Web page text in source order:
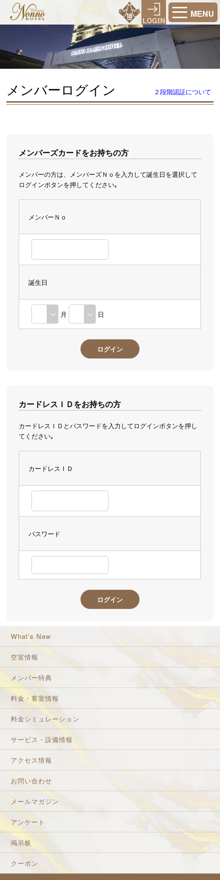
MENU
メンバーログイン ２段階認証について
メンバーズカードをお持ちの方
メンバーの方は、メンバーズＮｏを入力して誕生日を選択して
ログインボタンを押してください｡
メンバーＮｏ
誕生日
月 日
カードレスＩＤをお持ちの方
カードレスＩＤとパスワードを入力してログインボタンを押し
てください｡
カードレスＩＤ
パスワード
What's New
空室情報
メンバー特典
料金・客室情報
料金シミュレーション
サービス・設備情報
アクセス情報
お問い合わせ
メールマガジン
アンケート
掲示板
クーポン